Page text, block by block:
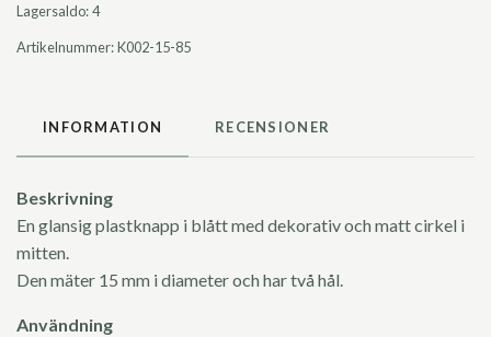
Lagersaldo:4
Artikelnummer:K002-15-85
INFORMATION RECENSIONER
Beskrivning
En glansig plastknapp i blått med dekorativ och matt cirkel i
mitten.
Den mäter 15 mm i diameter och har två hål.
Användning